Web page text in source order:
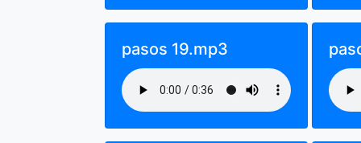
pasos 19.mp3